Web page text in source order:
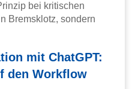
bei kritischen
Bremsklotz, sondern
mit ChatGPT:
den Workflow